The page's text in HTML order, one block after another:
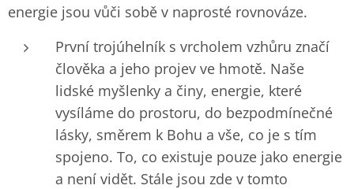
energie jsou vůči sobě v naprosté rovnováze.
První trojúhelník s vrcholem vzhůru značí
člověka a jeho projev ve hmotě. Naše
lidské myšlenky a činy, energie, které
vysíláme do prostoru, do bezpodmínečné
lásky, směrem k Bohu a vše, co je s tím
spojeno. To, co existuje pouze jako energie
a není vidět. Stále jsou zde v tomto